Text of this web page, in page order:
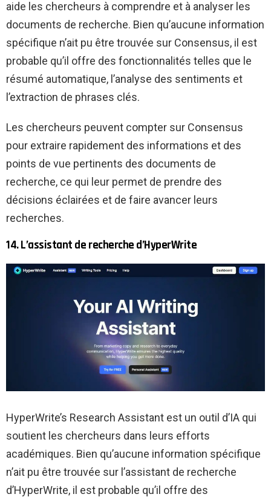
aide les chercheurs à comprendre et à analyser les
documents de recherche. Bien qu’aucune information
spécifique n’ait pu être trouvée sur Consensus, il est
probable qu’il offre des fonctionnalités telles que le
résumé automatique, l’analyse des sentiments et
l’extraction de phrases clés.
Les chercheurs peuvent compter sur Consensus
pour extraire rapidement des informations et des
points de vue pertinents des documents de
recherche, ce qui leur permet de prendre des
décisions éclairées et de faire avancer leurs
recherches.
14. L’assistant de recherche d’HyperWrite
HyperWrite’s Research Assistant est un outil d’IA qui
soutient les chercheurs dans leurs efforts
académiques. Bien qu’aucune information spécifique
n’ait pu être trouvée sur l’assistant de recherche
d’HyperWrite, il est probable qu’il offre des